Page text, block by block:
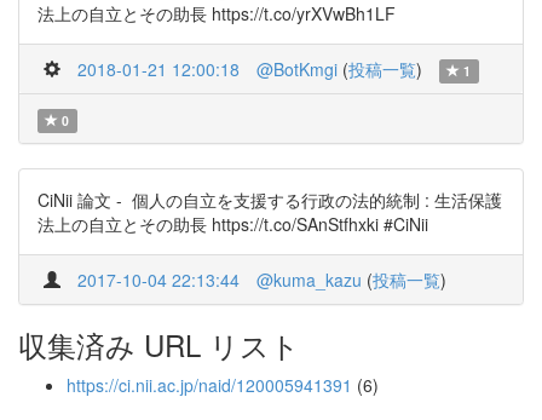
法上の自立とその助長 https://t.co/yrXVwBh1LF
2018-01-21 12:00:18 @BotKmgi (投稿一覧) 1
0
CiNii 論文 - 個人の自立を支援する行政の法的統制 : 生活保護
法上の自立とその助長 https://t.co/SAnStfhxki #CiNii
2017-10-04 22:13:44 @kuma_kazu (投稿一覧)
収集済み URL リスト
https://ci.nii.ac.jp/naid/120005941391 (6)